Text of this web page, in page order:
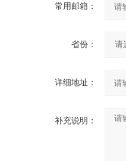
常用邮箱：
省份：
详细地址：
补充说明：